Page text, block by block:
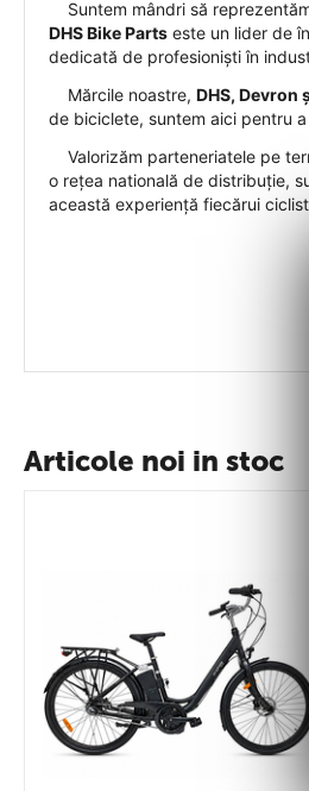
Suntem mândri să
DHS Bike Parts este un lider de
dedicată de profesioniști în
Mărcile noastre, DHS, Devron
de biciclete, suntem aici pentru
Valorizăm parteneriatele pe
o rețea natională de distribuție,
această experiență fiecărui
Articole noi in stoc